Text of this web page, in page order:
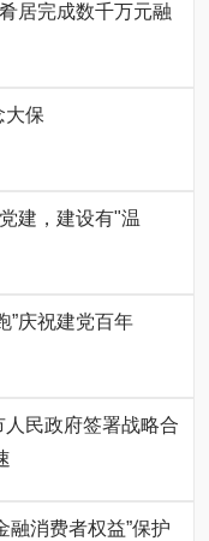
居完成数千万元融
保
建，建设有"温
”庆祝建党百年
民政府签署战略合
融消费者权益”保护